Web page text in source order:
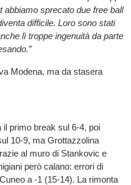
sprecato due free ball
difficile. Loro sono stati
lì troppe ingenuità da parte
Modena, ma da stasera
primo break sul 6-4, poi
10-9, ma Grottazzolina
al muro di Stankovic e
però calano: errori di
a -1 (15-14). La rimonta